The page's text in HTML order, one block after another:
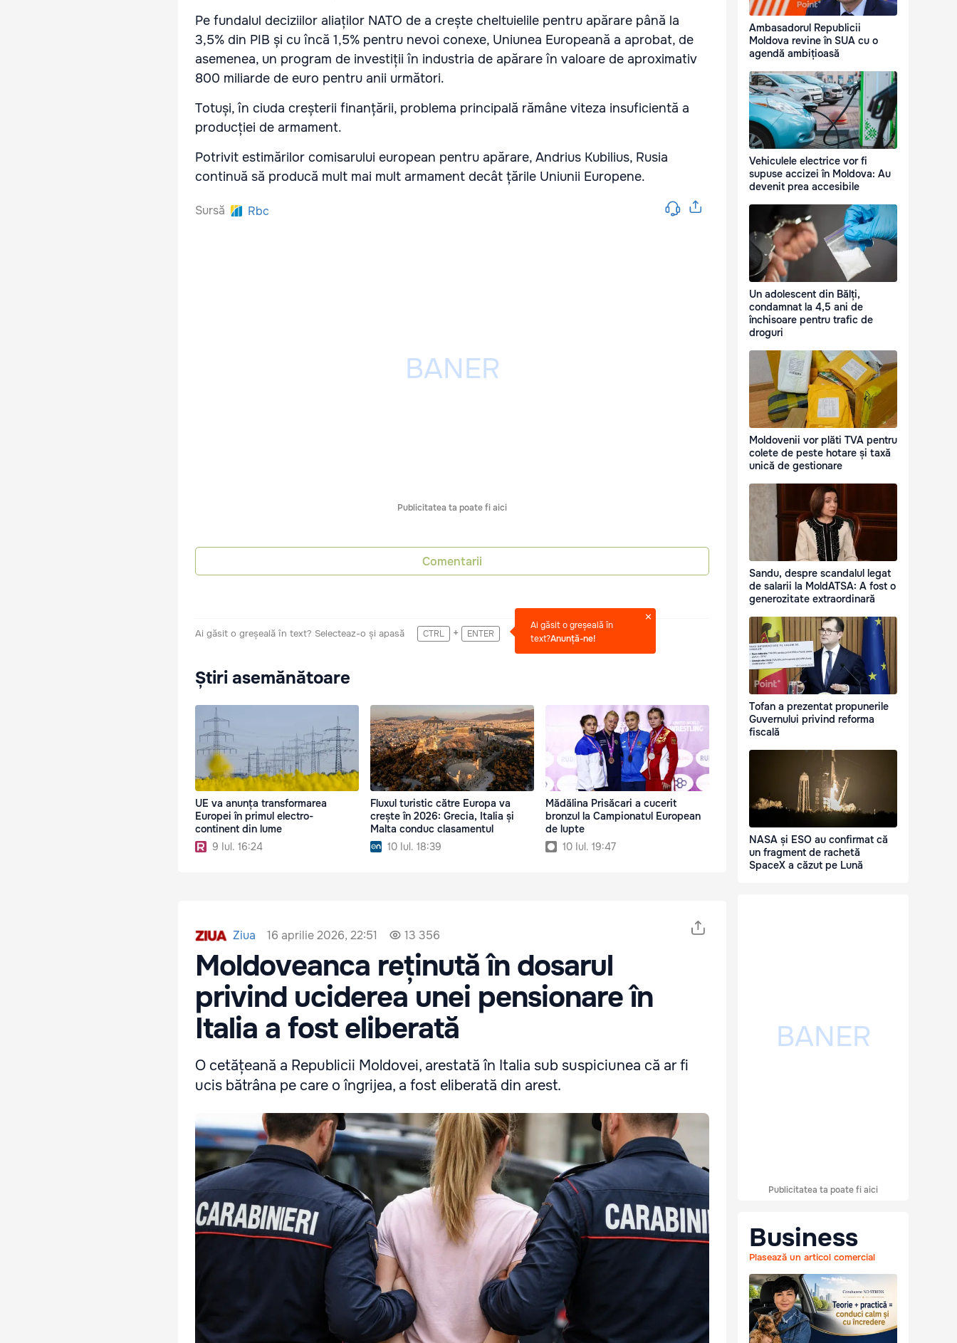
Pe fundalul deciziilor aliaților NATO de a crește cheltuielile pentru apărare până la
3,5% din PIB și cu încă 1,5% pentru nevoi conexe, Uniunea Europeană a aprobat, de
asemenea, un program de investiții în industria de apărare în valoare de aproximativ
800 miliarde de euro pentru anii următori.
Totuși, în ciuda creșterii finanțării, problema principală rămâne viteza insuficientă a
producției de armament.
Potrivit estimărilor comisarului european pentru apărare, Andrius Kubilius, Rusia
continuă să producă mult mai mult armament decât țările Uniunii Europene.
Sursă Rbc
Publicitatea ta poate fi aici
Comentarii
Ai găsit o greșeală în text? Selecteaz-o și apasă CTRL + ENTER
Ai găsit o greșeală în
text?Anunță-ne!
Știri asemănătoare
UE va anunța transformarea
Europei în primul electro-
continent din lume
9 Iul. 16:24
Fluxul turistic către Europa va
crește în 2026: Grecia, Italia și
Malta conduc clasamentul
10 Iul. 18:39
Mădălina Prisăcari a cucerit
bronzul la Campionatul European
de lupte
10 Iul. 19:47
Ziua 16 aprilie 2026, 22:51 13 356
Moldoveanca reținută în dosarul
privind uciderea unei pensionare în
Italia a fost eliberată
O cetățeană a Republicii Moldovei, arestată în Italia sub suspiciunea că ar fi
ucis bătrâna pe care o îngrijea, a fost eliberată din arest.
Ambasadorul Republicii
Moldova revine în SUA cu o
agendă ambițioasă
Vehiculele electrice vor fi
supuse accizei în Moldova: Au
devenit prea accesibile
Un adolescent din Bălți,
condamnat la 4,5 ani de
închisoare pentru trafic de
droguri
Moldovenii vor plăti TVA pentru
colete de peste hotare și taxă
unică de gestionare
Sandu, despre scandalul legat
de salarii la MoldATSA: A fost o
generozitate extraordinară
Tofan a prezentat propunerile
Guvernului privind reforma
fiscală
NASA și ESO au confirmat că
un fragment de rachetă
SpaceX a căzut pe Lună
Publicitatea ta poate fi aici
Business
Plasează un articol comercial